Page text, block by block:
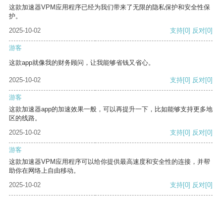
这款加速器VPM应用程序已经为我们带来了无限的隐私保护和安全性保
护。
2025-10-02
支持[0] 反对[0]
游客
这款app就像我的财务顾问，让我能够省钱又省心。
2025-10-02 支持[0] 反对[0]
游客
这款加速器app的加速效果一般，可以再提升一下，比如能够支持更多地
区的线路。
2025-10-02
支持[0] 反对[0]
游客
这款加速器VPM应用程序可以给你提供最高速度和安全性的连接，并帮
助你在网络上自由移动。
2025-10-02
支持[0] 反对[0]